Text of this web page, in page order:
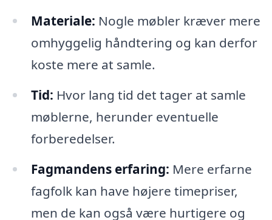
Materiale: Nogle møbler kræver mere
omhyggelig håndtering og kan derfor
koste mere at samle.
Tid: Hvor lang tid det tager at samle
møblerne, herunder eventuelle
forberedelser.
Fagmandens erfaring: Mere erfarne
fagfolk kan have højere timepriser,
men de kan også være hurtigere og